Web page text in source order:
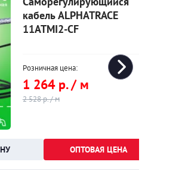
кабель ALPHATRACE
11ATMI2-CF
Розничная цена:
1 264 р. / м
2 528 р. / м
ОПТОВАЯ ЦЕНА